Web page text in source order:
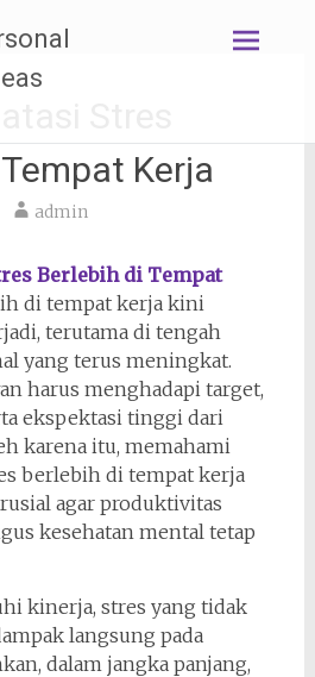
Stres
Kerja
admin
Berlebih di Tempat
di tempat kerja kini
terutama di tengah
yang terus meningkat.
harus menghadapi target,
ekspektasi tinggi dari
karena itu, memahami
berlebih di tempat kerja
agar produktivitas
kesehatan mental tetap
kinerja, stres yang tidak
langsung pada
dalam jangka panjang,